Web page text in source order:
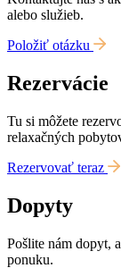
alebo služieb.
Položiť otázku
Rezervácie
Tu si môžete
relaxačných
Rezervovať teraz
Dopyty
Pošlite nám dopyt,
ponuku.